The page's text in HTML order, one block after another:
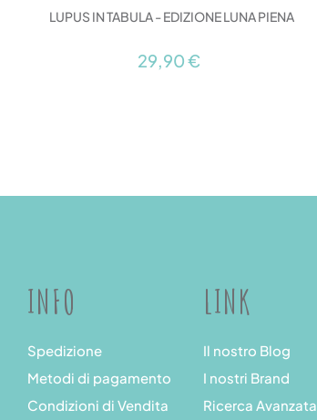
LUPUS IN TABULA - EDIZIONE LUNA PIENA
29,90 €
INFO
Spedizione
Metodi di pagamento
Condizioni di Vendita
LINK
Il nostro Blog
I nostri Brand
Ricerca Avanzata